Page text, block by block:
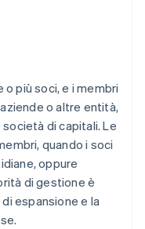
o più soci, e i membri
o altre entità,
di capitali. Le
quando i soci
oppure
di gestione è
espansione e la